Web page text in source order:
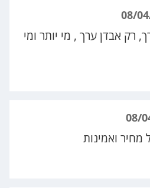
רק אבדן ערך , מי יותר ומי